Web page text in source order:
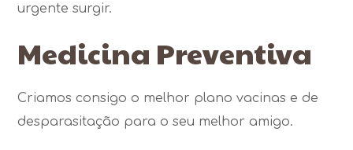
urgente surgir.
Medicina Preventiva
Criamos consigo o melhor plano vacinas e de
desparasitação para o seu melhor amigo.